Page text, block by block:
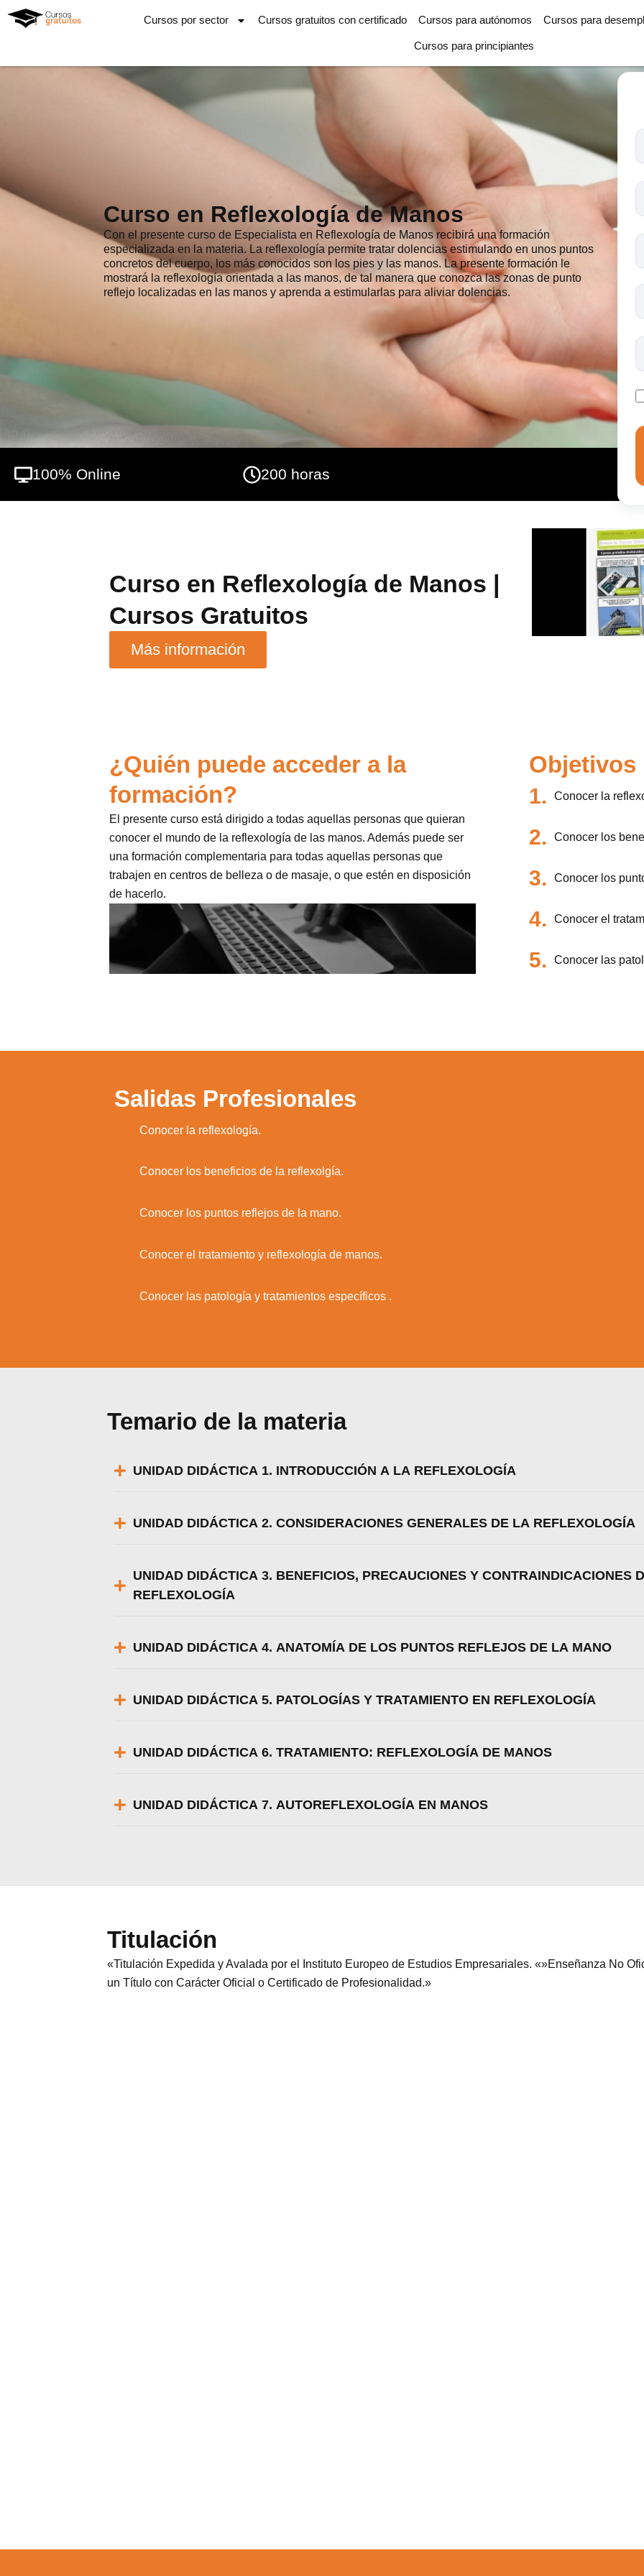
Cursos por sector Cursos gratuitos con certificado Cursos para autónomos Cursos para
Cursos para principiantes
Curso en Reflexología de Manos
Con el presente curso de Especialista en Reflexología de Manos recibirá una formación
especializada en la materia. La reflexología permite tratar dolencias estimulando en unos puntos
concretos del cuerpo, los más conocidos son los pies y las manos. La presente formación le
mostrará la reflexología orientada a las manos, de tal manera que conozca las zonas de punto
reflejo localizadas en las manos y aprenda a estimularlas para aliviar dolencias.
100% Online 200 horas
Curso en Reflexología de Manos |
Cursos Gratuitos
Más información
¿Quién puede acceder a la
formación?
El presente curso está dirigido a todas aquellas personas que quieran
conocer el mundo de la reflexología de las manos. Además puede ser
una formación complementaria para todas aquellas personas que
trabajen en centros de belleza o de masaje, o que estén en disposición
de hacerlo.
Objetivos
1. Conocer la
2. Conocer los
3. Conocer los
4. Conocer el
5. Conocer las
Salidas Profesionales
Conocer la reflexología.
Conocer los beneficios de la reflexolgía.
Conocer los puntos reflejos de la mano.
Conocer el tratamiento y reflexología de manos.
Conocer las patología y tratamientos específicos .
Temario de la materia
UNIDAD DIDÁCTICA 1. INTRODUCCIÓN A LA REFLEXOLOGÍA
UNIDAD DIDÁCTICA 2. CONSIDERACIONES GENERALES DE LA REFLEXOLOGÍA
UNIDAD DIDÁCTICA 3. BENEFICIOS, PRECAUCIONES Y CONTRAINDICACIONES
REFLEXOLOGÍA
UNIDAD DIDÁCTICA 4. ANATOMÍA DE LOS PUNTOS REFLEJOS DE LA MANO
UNIDAD DIDÁCTICA 5. PATOLOGÍAS Y TRATAMIENTO EN REFLEXOLOGÍA
UNIDAD DIDÁCTICA 6. TRATAMIENTO: REFLEXOLOGÍA DE MANOS
UNIDAD DIDÁCTICA 7. AUTOREFLEXOLOGÍA EN MANOS
Titulación
«Titulación Expedida y Avalada por el Instituto Europeo de Estudios Empresariales. «»Enseñanza No
un Título con Carácter Oficial o Certificado de Profesionalidad.»